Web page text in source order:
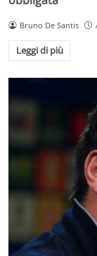
Bruno De Santis
Leggi di più